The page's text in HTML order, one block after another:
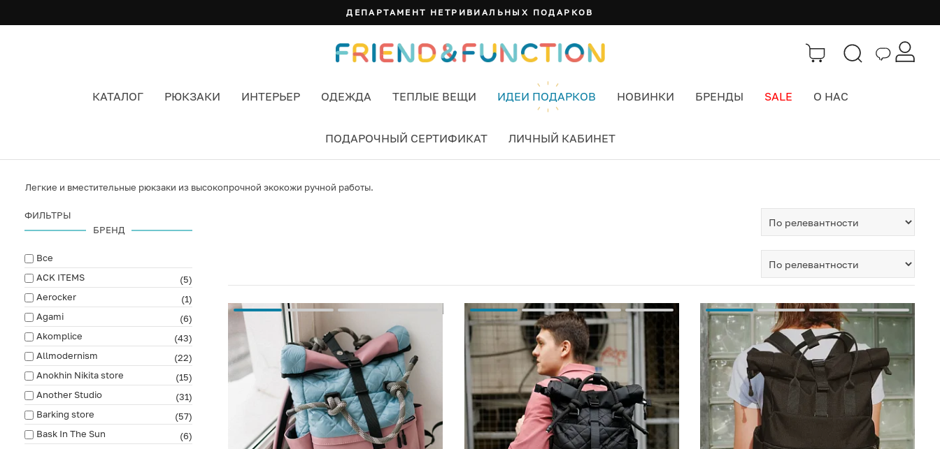
ДЕПАРТАМЕНТ НЕТРИВИАЛЬНЫХ ПОДАРКОВ
КАТАЛОГ РЮКЗАКИ ИНТЕРЬЕР ОДЕЖДА ТЕПЛЫЕ ВЕЩИ ИДЕИ ПОДАРКОВ НОВИНКИ БРЕНДЫ SALE О НАС
ПОДАРОЧНЫЙ СЕРТИФИКАТ ЛИЧНЫЙ КАБИНЕТ
Легкие и вместительные рюкзаки из высокопрочной экокожи ручной работы.
ФИЛЬТРЫ
БРЕНД
Все
ACK ITEMS
(5)
Aerocker
(1)
Agami
(6)
Akomplice
(43)
Allmodernism
(22)
Anokhin Nikita store
(15)
Another Studio
(31)
Barking store
(57)
Bask In The Sun
(6)